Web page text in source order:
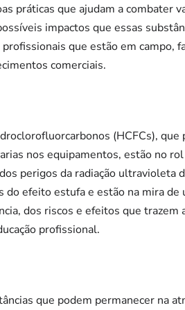
práticas que ajudam a combater
impactos que essas
profissionais que estão em
comerciais.
(HCFCs),
nos equipamentos, estão no
perigos da radiação
do efeito estufa e estão na mira
dos riscos e efeitos que
profissional.
que podem permanecer na